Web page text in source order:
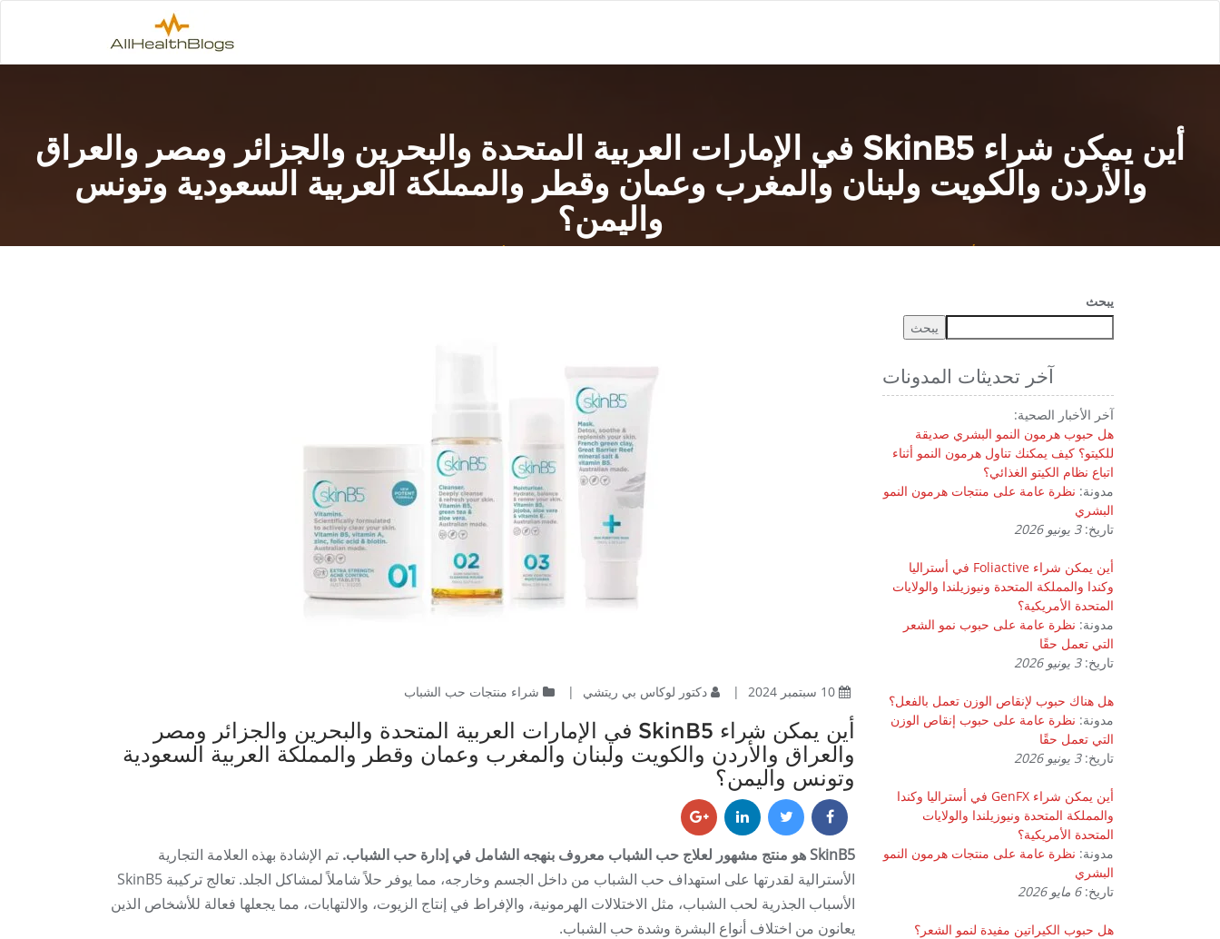
أين يمكن شراء SkinB5 في الإمارات العربية المتحدة والبحرين والجزائر ومصر والعراق
والأردن والكويت ولبنان والمغرب وعمان وقطر والمملكة العربية السعودية وتونس
واليمن؟
بيت شراء منتجات حب الشباب أين يمكن شراء SkinB5 في الإمارات العربية المتحدة والبحرين والجزائر ومصر والعراق والأردن والكويت ولبنان والمغرب وعمان وقطر والمملكة العربية السعودية وتونس واليمن؟
10 سبتمبر 2024 | دكتور لوكاس بي ريتشي | شراء منتجات حب الشباب
أين يمكن شراء SkinB5 في الإمارات العربية المتحدة والبحرين والجزائر ومصر
والعراق والأردن والكويت ولبنان والمغرب وعمان وقطر والمملكة العربية السعودية
وتونس واليمن؟
SkinB5 هو منتج مشهور لعلاج حب الشباب معروف بنهجه الشامل في إدارة حب الشباب.
تم الإشادة بهذه العلامة التجارية
الأسترالية لقدرتها على استهداف حب الشباب من داخل الجسم وخارجه، مما يوفر حلاً شاملاً لمشاكل الجلد. تعالج تركيبة SkinB5
الأسباب الجذرية لحب الشباب، مثل الاختلالات الهرمونية، والإفراط في إنتاج الزيوت، والالتهابات، مما يجعلها فعالة للأشخاص الذين
يعانون من اختلاف أنواع البشرة وشدة حب الشباب.
يبحث
يبحث
آخر تحديثات المدونات
آخر الأخبار الصحية:
هل حبوب هرمون النمو البشري صديقة
للكيتو؟ كيف يمكنك تناول هرمون النمو أثناء
اتباع نظام الكيتو الغذائي؟
مدونة: نظرة عامة على منتجات هرمون النمو
البشري
تاريخ:3 يونيو 2026
أين يمكن شراء Foliactive في أستراليا
وكندا والمملكة المتحدة ونيوزيلندا والولايات
المتحدة الأمريكية؟
مدونة: نظرة عامة على حبوب نمو الشعر
التي تعمل حقًا
تاريخ:3 يونيو 2026
هل هناك حبوب لإنقاص الوزن تعمل بالفعل؟
مدونة: نظرة عامة على حبوب إنقاص الوزن
التي تعمل حقًا
تاريخ:3 يونيو 2026
أين يمكن شراء GenFX في أستراليا وكندا
والمملكة المتحدة ونيوزيلندا والولايات
المتحدة الأمريكية؟
مدونة: نظرة عامة على منتجات هرمون النمو
البشري
تاريخ:6 مايو 2026
هل حبوب الكيراتين مفيدة لنمو الشعر؟